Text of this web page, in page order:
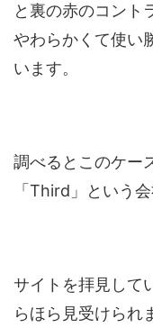
と裏の赤のコント
やわらかくて使い
います。
調べるとこのケー
「Third」という
サイトを拝見して
らほら見受けられ